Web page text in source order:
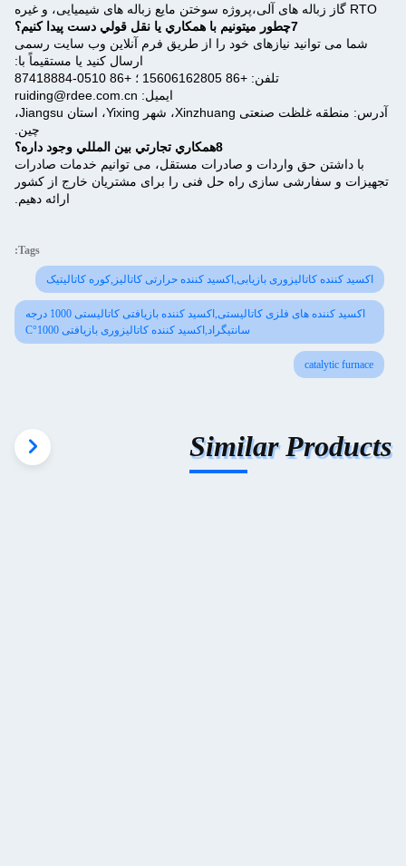
RTO گاز زباله های آلی،پروژه سوختن مایع زباله های شیمیایی، و غیره
7چطور ميتونيم با همکاري يا نقل قولي دست پيدا کنيم؟
شما می توانید نیازهای خود را از طریق فرم آنلاین وب سایت رسمی
ارسال کنید یا مستقیماً با:
تلفن: +86 15606162805 ؛ +86 0510-87418884
ایمیل: ruiding@rdee.com.cn
آدرس: منطقه غلظت صنعتی Xinzhuang، شهر Yixing، استان Jiangsu،
چین.
8همکاري تجارتي بين المللي وجود داره؟
با داشتن حق واردات و صادرات مستقل، می توانیم خدمات صادرات
تجهیزات و سفارشی سازی راه حل فنی را برای مشتریان خارج از کشور
ارائه دهیم.
Tags:
اکسید کننده کاتالیزوری بازیابی,اکسید کننده حرارتی کاتالیز,کوره کاتالیتیک
اکسید کننده های فلزی کاتالیستی,اکسید کننده بازیافتی کاتالیستی 1000 درجه
سانتیگراد,اکسید کننده کاتالیزوری بازیافتی 1000°C
catalytic furnace
Similar Products